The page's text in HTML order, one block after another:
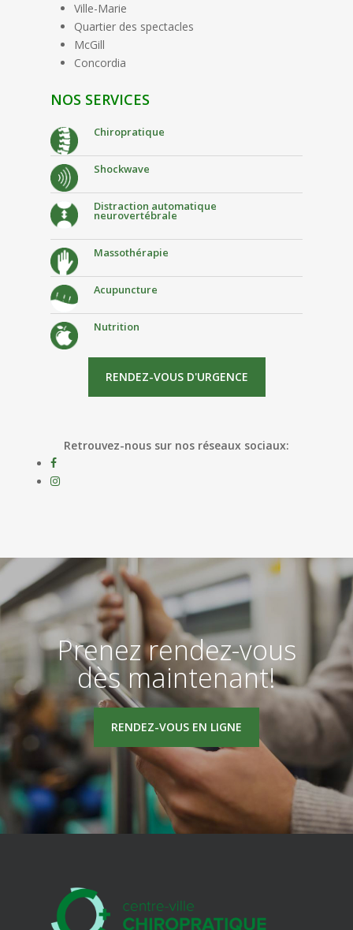
Ville-Marie
Quartier des spectacles
McGill
Concordia
NOS SERVICES
Chiropratique
Shockwave
Distraction automatique
neurovertébrale
Massothérapie
Acupuncture
Nutrition
RENDEZ-VOUS D'URGENCE
Retrouvez-nous sur nos réseaux sociaux:
Prenez rendez-vous
dès maintenant!
RENDEZ-VOUS EN LIGNE